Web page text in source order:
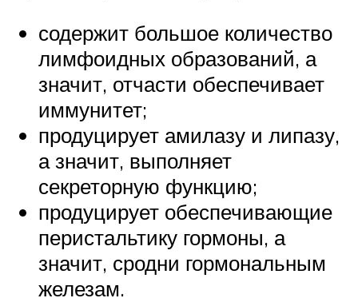
содержит большое количество
лимфоидных образований, а
значит, отчасти обеспечивает
иммунитет;
продуцирует амилазу и липазу,
а значит, выполняет
секреторную функцию;
продуцирует обеспечивающие
перистальтику гормоны, а
значит, сродни гормональным
железам.